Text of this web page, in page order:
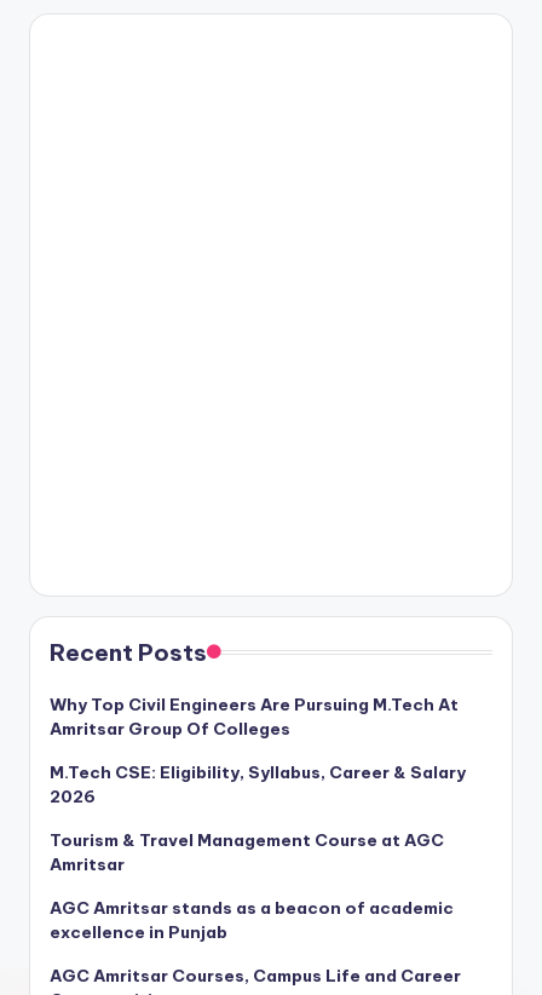
Recent Posts
Why Top Civil Engineers Are Pursuing M.Tech At
Amritsar Group Of Colleges
M.Tech CSE: Eligibility, Syllabus, Career & Salary
2026
Tourism & Travel Management Course at AGC
Amritsar
AGC Amritsar stands as a beacon of academic
excellence in Punjab
AGC Amritsar Courses, Campus Life and Career